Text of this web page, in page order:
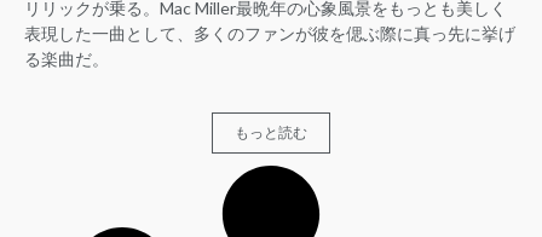
リリックが乗る。Mac Miller最晩年の心象風景をもっとも美しく
表現した一曲として、多くのファンが彼を偲ぶ際に真っ先に挙げ
る楽曲だ。
もっと読む